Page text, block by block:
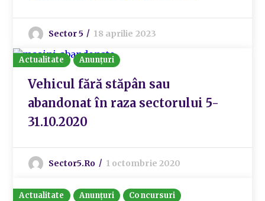
Sector 5 18 aprilie 2023
Actualitate Anunțuri
Vehicul fără stăpân sau
abandonat în raza sectorului 5-
31.10.2020
Sector5.ro 1 octombrie 2020
Actualitate Anunțuri Concursuri